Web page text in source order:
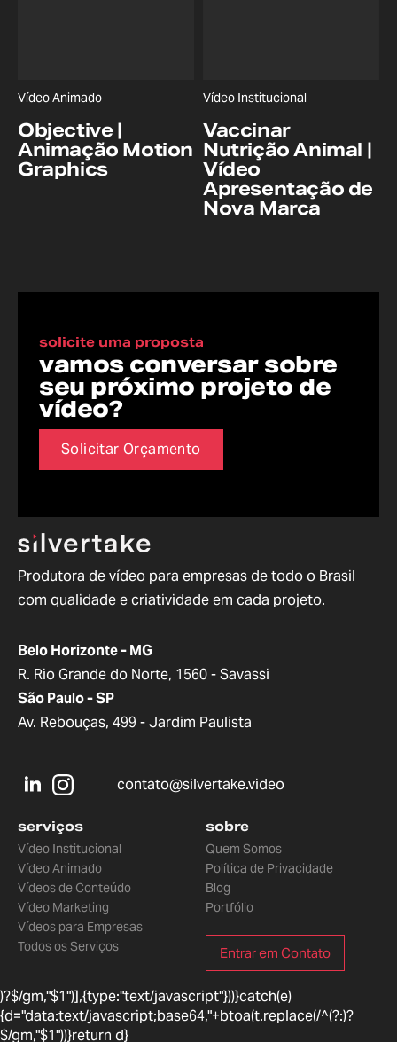
Objective |
Animação Motion
Graphics
Vídeo Animado
Vaccinar
Nutrição Animal |
Vídeo
Apresentação de
Nova Marca
Vídeo Institucional
solicite uma proposta
vamos conversar sobre
seu próximo projeto de
vídeo?
Solicitar Orçamento
Produtora de vídeo para empresas de todo o Brasil
com qualidade e criatividade em cada projeto.
Belo Horizonte - MG
R. Rio Grande do Norte, 1560 - Savassi
São Paulo - SP
Av. Rebouças, 499 - Jardim Paulista
contato@silvertake.video
serviços
Vídeo Institucional
Vídeo Animado
Vídeos de Conteúdo
Vídeo Marketing
Vídeos para Empresas
Todos os Serviços
sobre
Quem Somos
Política de Privacidade
Blog
Portfólio
Entrar em Contato
)?$/gm,"$1")],{type:"text/javascript"}))}catch(e)
{d="data:text/javascript;base64,"+btoa(t.replace(/^(?:)?
$/gm,"$1"))}return d}